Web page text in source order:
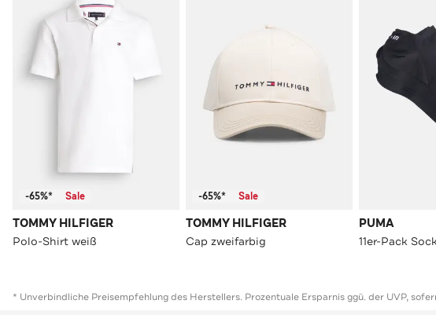
-65%* Sale
TOMMY HILFIGER
Polo-Shirt weiß
-65%* Sale
TOMMY HILFIGER
Cap zweifarbig
PUMA
11er-Pack
* Unverbindliche Preisempfehlung des Herstellers. Prozentuale Ersparnis ggü. der UVP,